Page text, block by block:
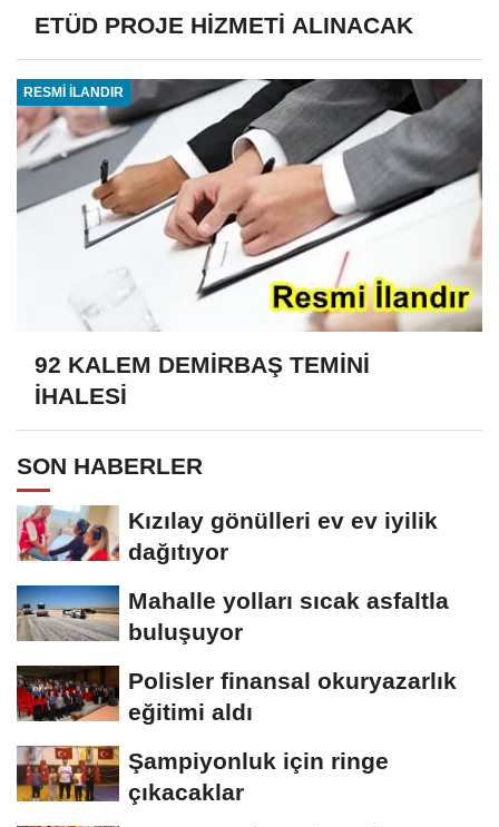
ETÜD PROJE HİZMETİ ALINACAK
RESMİ İLANDIR
92 KALEM DEMİRBAŞ TEMİNİ
İHALESİ
SON HABERLER
Kızılay gönülleri ev ev iyilik
dağıtıyor
Mahalle yolları sıcak asfaltla
buluşuyor
Polisler finansal okuryazarlık
eğitimi aldı
Şampiyonluk için ringe
çıkacaklar